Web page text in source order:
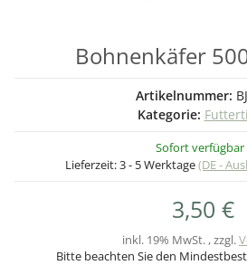
Bohnenkäfer
Artikelnummer:
Kategorie:
Sofort verfügbar
Lieferzeit:3 - 5 Werktage(DE -
3,50 €
inkl. 19% MwSt. , zzgl.
Bitte beachten Sie den